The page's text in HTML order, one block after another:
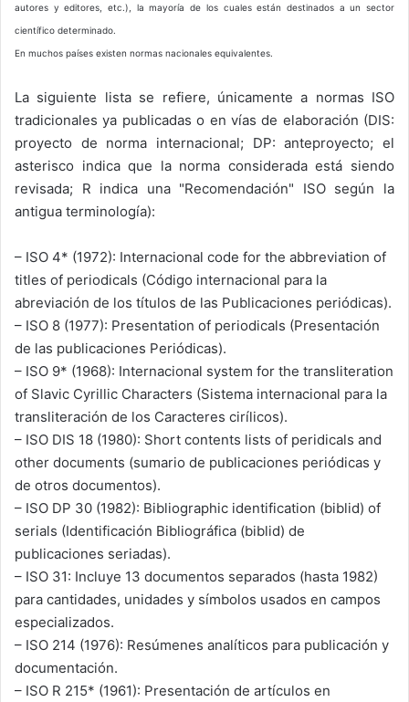
autores y editores, etc.), la mayoría de los cuales están destinados a un sector
científico determinado.
En muchos países existen normas nacionales equivalentes.
La siguiente lista se refiere, únicamente a normas ISO
tradicionales ya publicadas o en vías de elaboración (DIS:
proyecto de norma internacional; DP: anteproyecto; el
asterisco indica que la norma considerada está siendo
revisada; R indica una "Recomendación" ISO según la
antigua terminología):
– ISO 4* (1972): Internacional code for the abbreviation of
titles of periodicals (Código internacional para la
abreviación de los títulos de las Publicaciones periódicas).
– ISO 8 (1977): Presentation of periodicals (Presentación
de las publicaciones Periódicas).
– ISO 9* (1968): Internacional system for the transliteration
of Slavic Cyrillic Characters (Sistema internacional para la
transliteración de los Caracteres cirílicos).
– ISO DIS 18 (1980): Short contents lists of peridicals and
other documents (sumario de publicaciones periódicas y
de otros documentos).
– ISO DP 30 (1982): Bibliographic identification (biblid) of
serials (Identificación Bibliográfica (biblid) de
publicaciones seriadas).
– ISO 31: Incluye 13 documentos separados (hasta 1982)
para cantidades, unidades y símbolos usados en campos
especializados.
– ISO 214 (1976): Resúmenes analíticos para publicación y
documentación.
– ISO R 215* (1961): Presentación de artículos en